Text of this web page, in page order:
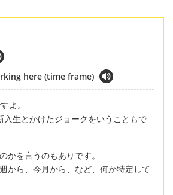
here (time frame)
よ。
生とかけたジョークをいうこともで
かを言うのもありです。
から、今月から、など、何か特定して